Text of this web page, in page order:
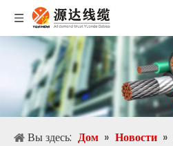
Вы здесь: Дом » Новости »